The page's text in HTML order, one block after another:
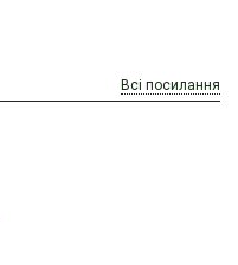
Всі посилання